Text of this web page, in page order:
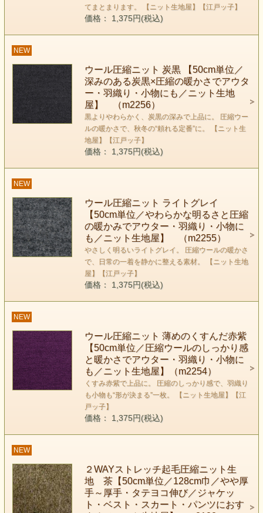
てまとまります。 【ニット生地屋】【江戸ッ子】
価格： 1,375円(税込)
NEW
ウール圧縮ニット 炭黒 【50cm単位／
深みのある炭黒×圧縮の暖かさでアウタ
ー・羽織り・小物にも／ニット生地
屋】 （m2256）
黒よりやわらかく、炭黒の深みで上品に。 圧縮ウー
ルの暖かさで、秋冬の“頼れる定番”に。 【ニット生
地屋】【江戸ッ子】
価格： 1,375円(税込)
NEW
ウール圧縮ニット ライトグレイ
【50cm単位／やわらかな明るさと圧縮
の暖かみでアウター・羽織り・小物に
も／ニット生地屋】 （m2255）
やさしく明るいライトグレイ。 圧縮ウールの暖かさ
で、日常の一着を静かに整える素材。 【ニット生地
屋】【江戸ッ子】
価格： 1,375円(税込)
NEW
ウール圧縮ニット 薄めのくすんだ赤紫
【50cm単位／圧縮ウールのしっかり感
と暖かさでアウター・羽織り・小物に
も／ニット生地屋】（m2254）
くすみ赤紫で上品に。 圧縮のしっかり感で、羽織り
も小物も“形が決まる”一枚。 【ニット生地屋】【江
戸ッ子】
価格： 1,375円(税込)
NEW
２WAYストレッチ起毛圧縮ニット生
地 茶【50cm単位／128cm巾／やや厚
手～厚手・タテヨコ伸び／ジャケッ
ト・ベスト・スカート・パンツにおす